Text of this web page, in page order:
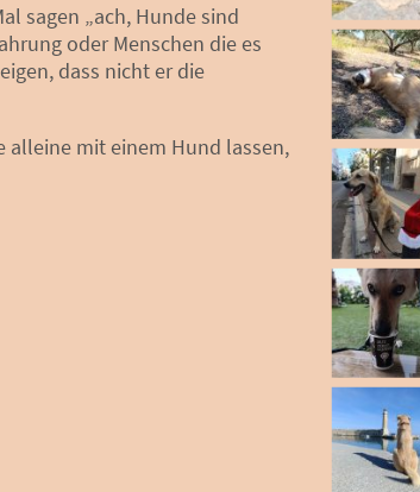
sagen „ach, Hunde sind
oder Menschen die es
dass nicht er die
alleine mit einem Hund lassen,